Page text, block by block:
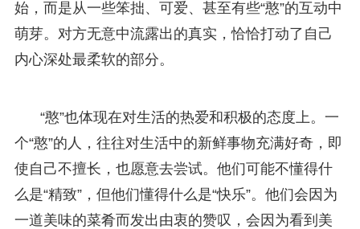
始，而是从一些笨拙、可爱、甚至有些“憨”的互动中
萌芽。对方无意中流露出的真实，恰恰打动了自己
内心深处最柔软的部分。
“憨”也体现在对生活的热爱和积极的态度上。一
个“憨”的人，往往对生活中的新鲜事物充满好奇，即
使自己不擅长，也愿意去尝试。他们可能不懂得什
么是“精致”，但他们懂得什么是“快乐”。他们会因为
一道美味的菜肴而发出由衷的赞叹，会因为看到美